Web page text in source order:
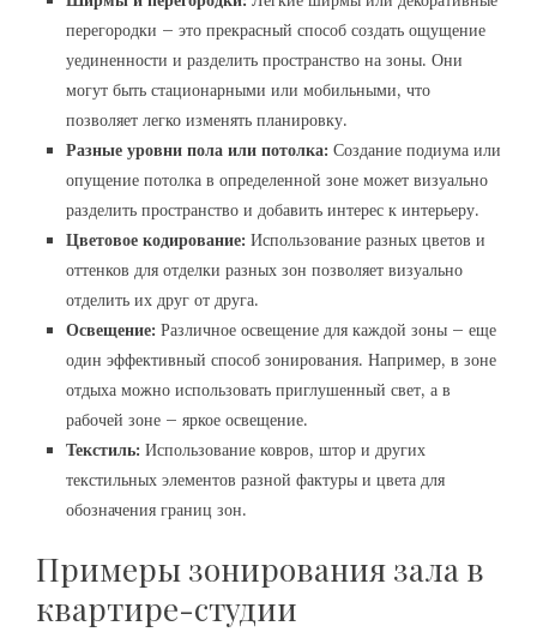
перегородки – это прекрасный способ создать ощущение
уединенности и разделить пространство на зоны. Они
могут быть стационарными или мобильными, что
позволяет легко изменять планировку.
Разные уровни пола или потолка: Создание подиума или
опущение потолка в определенной зоне может визуально
разделить пространство и добавить интерес к интерьеру.
Цветовое кодирование: Использование разных цветов и
оттенков для отделки разных зон позволяет визуально
отделить их друг от друга.
Освещение: Различное освещение для каждой зоны – еще
один эффективный способ зонирования. Например, в зоне
отдыха можно использовать приглушенный свет, а в
рабочей зоне – яркое освещение.
Текстиль: Использование ковров, штор и других
текстильных элементов разной фактуры и цвета для
обозначения границ зон.
Примеры зонирования зала в
квартире-студии